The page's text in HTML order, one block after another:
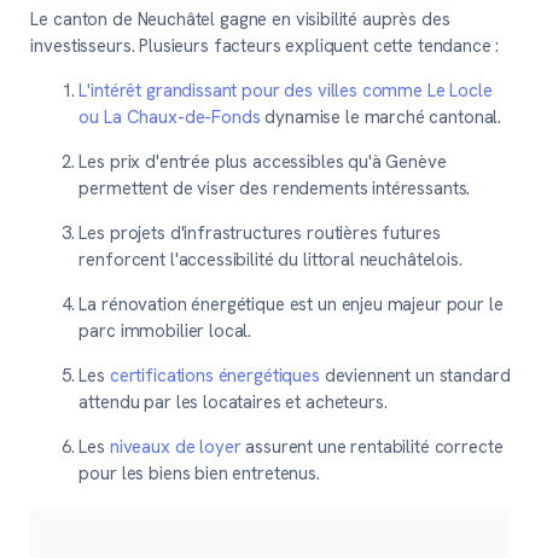
Le canton de Neuchâtel gagne en visibilité auprès des
investisseurs. Plusieurs facteurs expliquent cette tendance :
L'intérêt grandissant pour des villes comme Le Locle
ou La Chaux-de-Fonds dynamise le marché cantonal.
Les prix d'entrée plus accessibles qu'à Genève
permettent de viser des rendements intéressants.
Les projets d'infrastructures routières futures
renforcent l'accessibilité du littoral neuchâtelois.
La rénovation énergétique est un enjeu majeur pour le
parc immobilier local.
Les certifications énergétiques deviennent un standard
attendu par les locataires et acheteurs.
Les niveaux de loyerassurent une rentabilité correcte
pour les biens bien entretenus.